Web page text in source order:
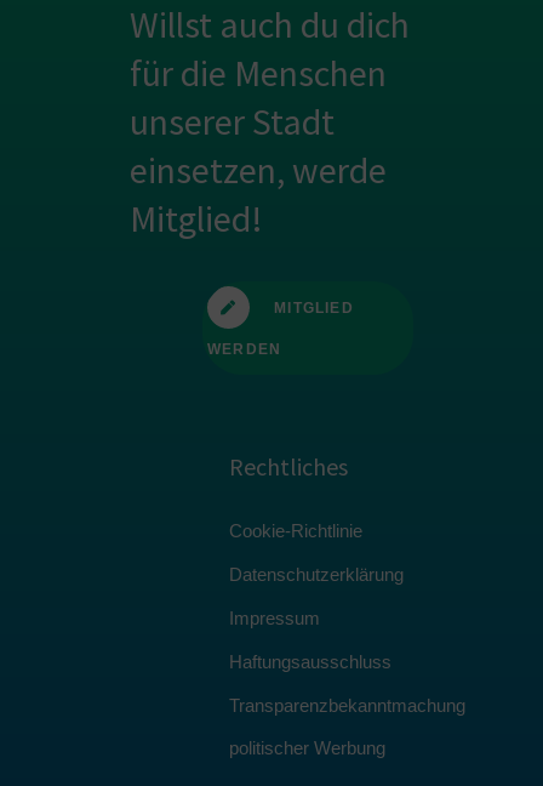
Willst auch du dich
für die Menschen
unserer Stadt
einsetzen, werde
Mitglied!
MITGLIED
WERDEN
Rechtliches
Cookie-Richtlinie
Datenschutzerklärung
Impressum
Haftungsausschluss
Transparenzbekanntmachung
politischer Werbung